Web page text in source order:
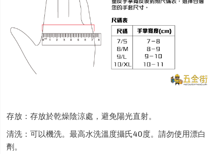
存放：存放於乾燥陰涼處，避免陽光直射。
清洗：可以機洗。最高水洗溫度攝氏40度。請勿使用漂白
劑。